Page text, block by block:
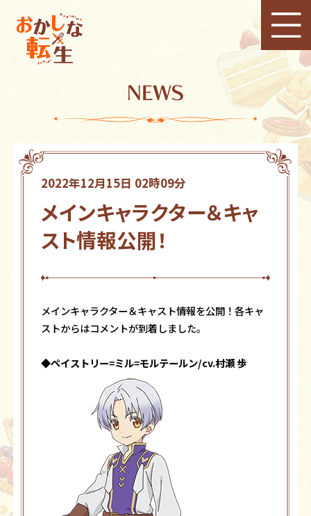
2022年12月15日 02時09分
メインキャラクター＆キャ
スト情報公開！
メインキャラクター＆キャスト情報を公開！各キャ
ストからはコメントが到着しました。
◆ペイストリー=ミル=モルテールン/cv.村瀬 歩